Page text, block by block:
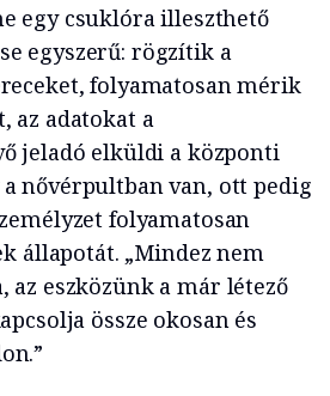
egy csuklóra illeszthető
egyszerű: rögzítik a
folyamatosan mérik
az adatokat a
jeladó elküldi a központi
nővérpultban van, ott pedig
folyamatosan
állapotát. „Mindez nem
az eszközünk a már létező
össze okosan és